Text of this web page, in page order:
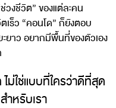
งชีวิต” ของแต่ละคน
ร็ว “คอนโด” ก็ยังตอบ
ยาว อยากมีพื้นที่ของตัวเอง
ใช่แบบที่ใครว่าดีที่สุด
หรับเรา